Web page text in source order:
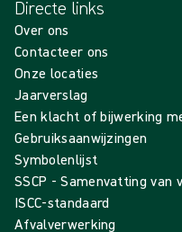
Directe links
Over ons
Contacteer ons
Onze locaties
Jaarverslag
Een klacht of bijwerking
Gebruiksaanwijzingen
Symbolenlijst
SSCP - Samenvatting van
ISCC-standaard
Afvalverwerking